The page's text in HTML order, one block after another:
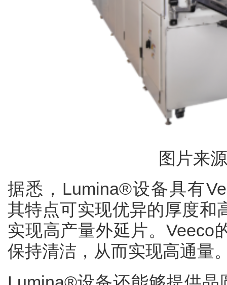
图片来
据悉，Lumina®设备具有
其特点可实现优异的厚度和
实现高产量外延片。Veeco
保持清洁，从而实现高通量